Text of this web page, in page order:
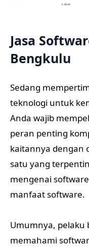
Jasa
Bengkulu
Sedang
teknologi untuk
Anda wajib
peran penting
kaitannya dengan
satu yang
mengenai
manfaat software.
Umumnya, pelaku
memahami